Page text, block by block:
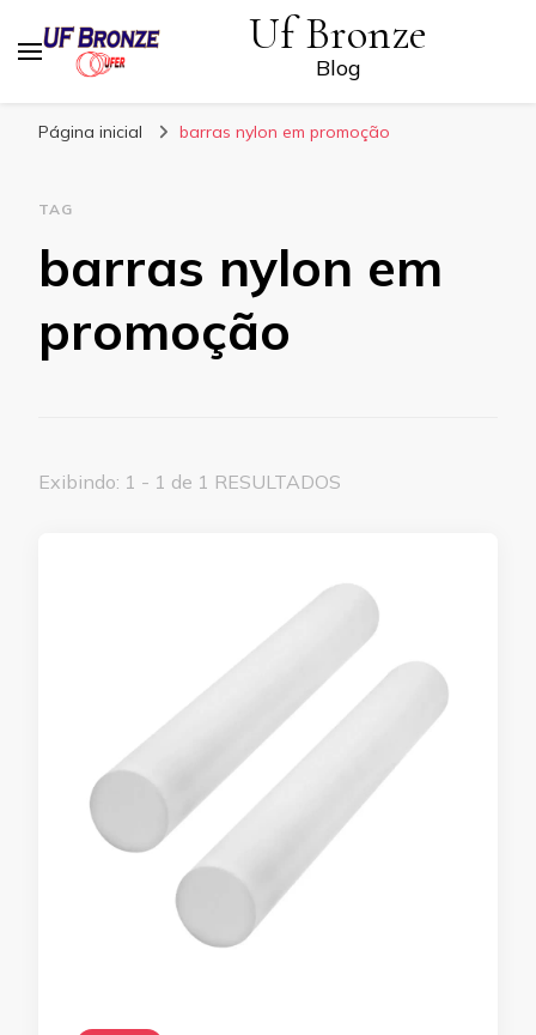
Uf Bronze
Blog
Página inicial barras nylon em promoção
TAG
barras nylon em
promoção
Exibindo: 1 - 1 de 1 RESULTADOS